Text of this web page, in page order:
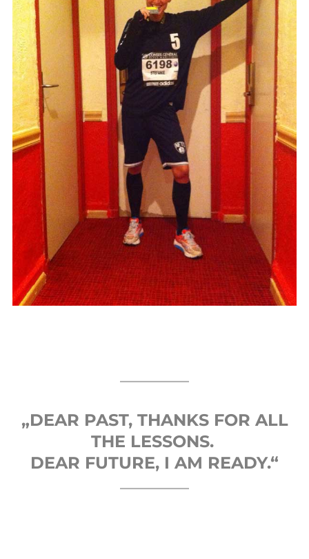
„DEAR PAST, THANKS FOR ALL
THE LESSONS.
DEAR FUTURE, I AM READY.“